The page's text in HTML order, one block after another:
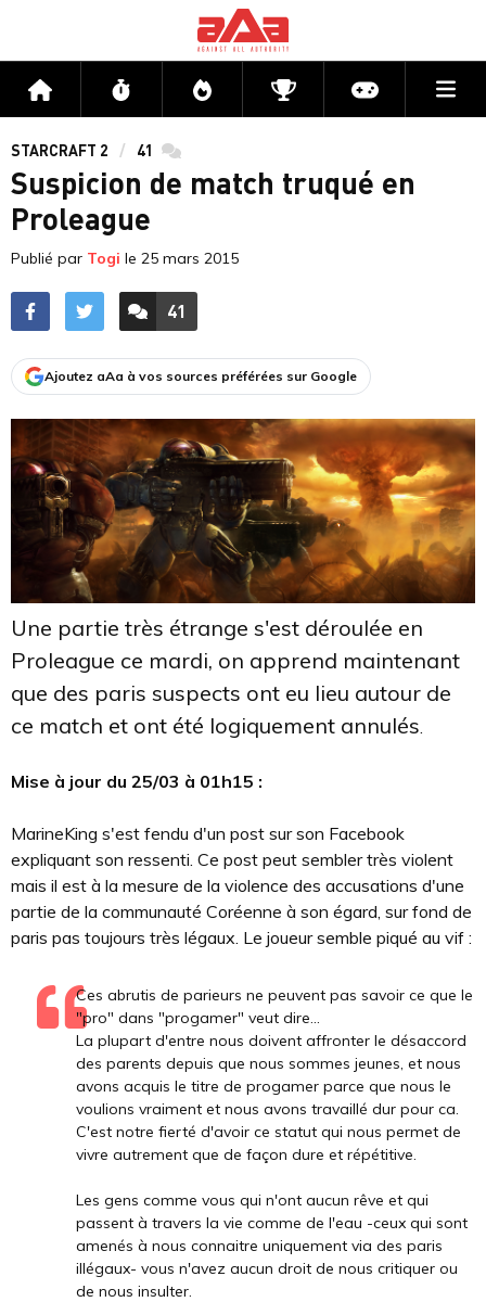
Accueil Flux Directs CompétitionsActu jeux
STARCRAFT 2 41 commentaires
Suspicion de match truqué en
Proleague
Publié par Togi le 25 mars 2015
ACCÉDER AUX
41
COMMENTAIRES
Ajoutez aAa à vos sources préférées sur Google
Une partie très étrange s'est déroulée en
Proleague ce mardi, on apprend maintenant
que des paris suspects ont eu lieu autour de
ce match et ont été logiquement annulés
Mise à jour du 25/03 à 01h15 :
MarineKing s'est fendu d'un post sur son Facebook
expliquant son ressenti. Ce post peut sembler très violent
mais il est à la mesure de la violence des accusations d'une
partie de la communauté Coréenne à son égard, sur fond de
paris pas toujours très légaux. Le joueur semble piqué au vif :
Ces abrutis de parieurs ne peuvent pas savoir ce que le
"pro" dans "progamer" veut dire...
La plupart d'entre nous doivent affronter le désaccord
des parents depuis que nous sommes jeunes, et nous
avons acquis le titre de progamer parce que nous le
voulions vraiment et nous avons travaillé dur pour ca.
C'est notre fierté d'avoir ce statut qui nous permet de
vivre autrement que de façon dure et répétitive.
Les gens comme vous qui n'ont aucun rêve et qui
passent à travers la vie comme de l'eau -ceux qui sont
amenés à nous connaitre uniquement via des paris
illégaux- vous n'avez aucun droit de nous critiquer ou
de nous insulter.